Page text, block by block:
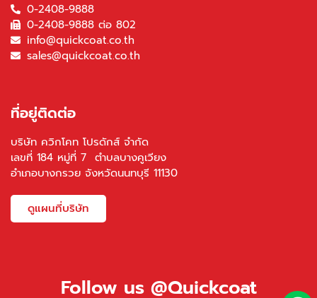
0-2408-9888
0-2408-9888 ต่อ 802
info@quickcoat.co.th
sales@quickcoat.co.th
ที่อยู่ติดต่อ
บริษัท ควิกโคท โปรดักส์ จำกัด
เลขที่ 184 หมู่ที่ 7 ตำบลบางคูเวียง
อำเภอบางกรวย จังหวัดนนทบุรี 11130
ดูแผนที่บริษัท
Follow us @Quickcoat